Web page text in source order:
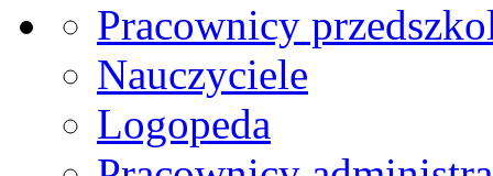
Pracownicy
Nauczyciele
Logopeda